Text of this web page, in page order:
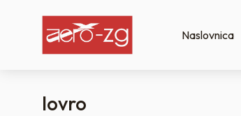
Naslovnica
lovro